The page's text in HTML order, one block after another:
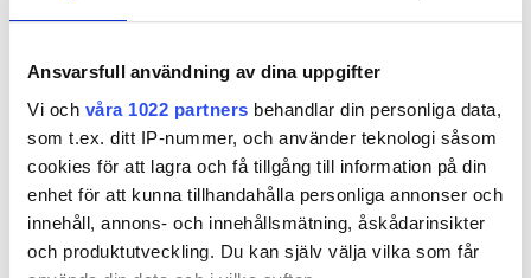
Ansvarsfull användning av dina uppgifter
Vi och våra 1022 partners behandlar din personliga data,
som t.ex. ditt IP-nummer, och använder teknologi såsom
cookies för att lagra och få tillgång till information på din
enhet för att kunna tillhandahålla personliga annonser och
innehåll, annons- och innehållsmätning, åskådarinsikter
och produktutveckling. Du kan själv välja vilka som får
sig för att spänna bågen ytterligare – de satte upp
en ökningstakt på 80 miljoner per halvår fram till
dess. Och avsikten var att expansionen skulle ske
med lönsamhet.
– Hjo Installations erbjudande är en kompott av tre
huvudsakliga ingredienser: